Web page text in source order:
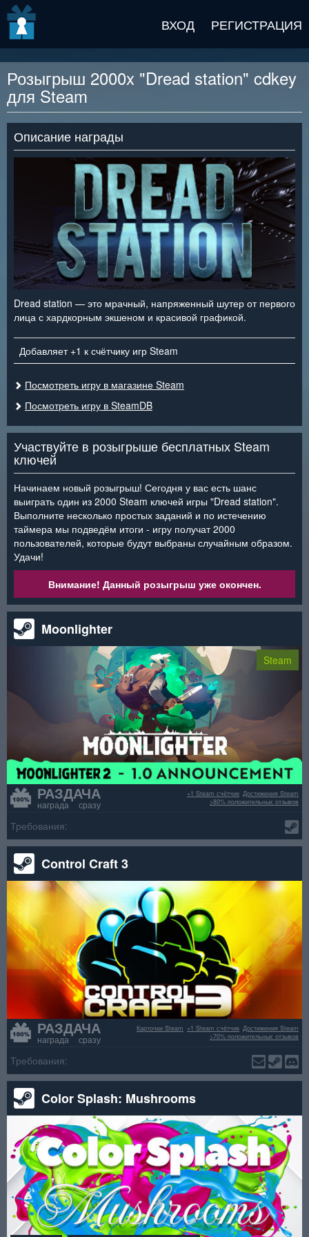
ВХОД РЕГИСТРАЦИЯ
Розыгрыш 2000x "Dread station" cdkey
для Steam
Описание награды
Dread station — это мрачный, напряженный шутер от первого
лица с хардкорным экшеном и красивой графикой.
Добавляет +1 к счётчику игр Steam
Посмотреть игру в магазине Steam
Посмотреть игру в SteamDB
Участвуйте в розыгрыше бесплатных Steam
ключей
Начинаем новый розыгрыш! Сегодня у вас есть шанс
выиграть один из 2000 Steam ключей игры "Dread station".
Выполните несколько простых заданий и по истечению
таймера мы подведём итоги - игру получат 2000
пользователей, которые будут выбраны случайным образом.
Удачи!
Внимание! Данный розыгрыш уже окончен.
Moonlighter
Steam
РАЗДАЧА
награда сразу
Достижения Steam
+1 Steam счётчик
>80% положительных отзывов
Требования:
Control Craft 3
РАЗДАЧА
награда сразу
Достижения Steam
+1 Steam счётчик
Карточки Steam
>70% положительных отзывов
Требования:
Color Splash: Mushrooms